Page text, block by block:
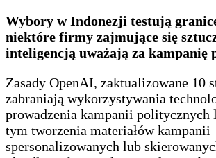
Wybory w Indonezji testują
niektóre firmy zajmujące się
inteligencją uważają za kampanię
Zasady OpenAI, zaktualizowane 10
zabraniają wykorzystywania
prowadzenia kampanii politycznych
tym tworzenia materiałów kampanii
spersonalizowanych lub